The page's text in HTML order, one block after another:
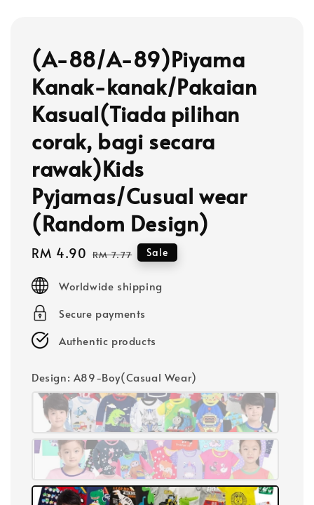
(A-88/A-89)Piyama
Kanak-kanak/Pakaian
Kasual(Tiada pilihan
corak, bagi secara
rawak)Kids
Pyjamas/Cusual wear
(Random Design)
Sale
RM 4.90 Regular
RM 7.77 Sale
Worldwide shipping
Secure payments
Authentic products
Design: A89-Boy(Casual Wear)